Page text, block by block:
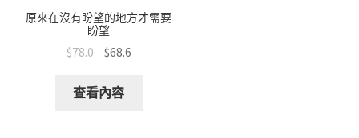
海外訂購書籍
原來在沒有盼望的地方才需要
盼望
$78.0 $68.6
查看內容